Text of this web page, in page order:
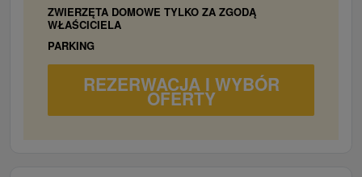
ZWIERZĘTA DOMOWE TYLKO ZA ZGODĄ
WŁAŚCICIELA
PARKING
REZERWACJA I WYBÓR
OFERTY